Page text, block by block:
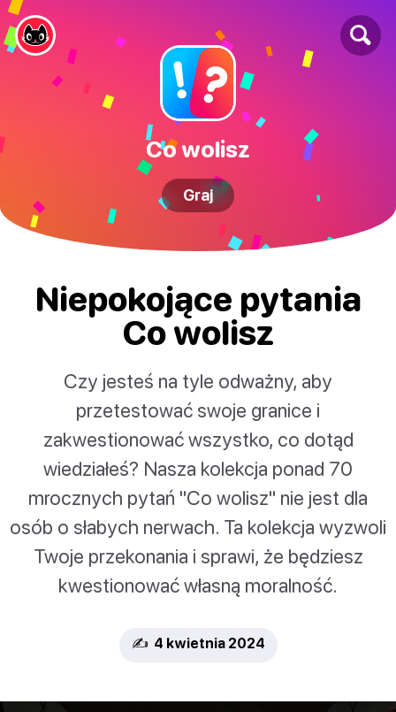
Co wolisz
Graj
Niepokojące pytania
Co wolisz
Czy jesteś na tyle odważny, aby
przetestować swoje granice i
zakwestionować wszystko, co dotąd
wiedziałeś? Nasza kolekcja ponad 70
mrocznych pytań "Co wolisz" nie jest dla
osób o słabych nerwach. Ta kolekcja wyzwoli
Twoje przekonania i sprawi, że będziesz
kwestionować własną moralność.
✍️ 4 kwietnia 2024